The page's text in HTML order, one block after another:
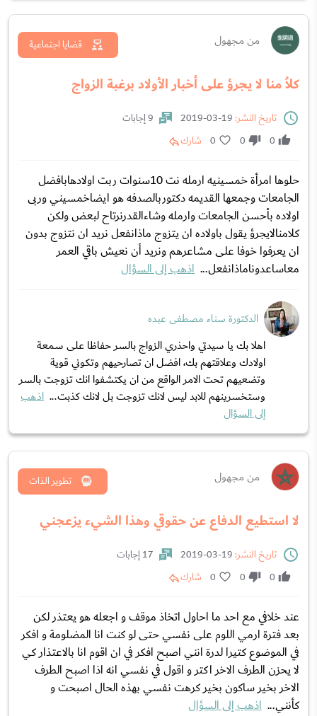
من مجهول
كلاُ منا لا يجرؤ على أخبار الأولاد برغبة الزواج
قضايا اجتماعية
تاريخ النشر:
9 إجابات
0
0
0 شارك
حلوها امرأة خمسينيه ارمله نت 10سنوات ربت اولادهابافضل
الجامعات وجمعها القديمه دكتوربالصدفه هو ايضاخمسيني وربى
اولاده بأحسن الجامعات وارمله وشاءالقدرنرتاح لبعض ولكن
كلامنالايجرؤ يقول باولاده ان يتزوج ماذانفعل نريد ان نتزوج بدون
ان يعرفوا خوفا على مشاعرهم ونريد أن نعيش باقي العمر
معاساعدوناماذانفعل... اذهب إلى السؤال
الدكتورة سناء مصطفى عبده
اهلا بك يا سيدتي واحذري الزواج بالسر حفاظا على سمعة
اولادك وعلاقتهم بك، افضل ان تصارحيهم وتكوني قوية
وتضعيهم تحت الامر الواقع من ان يكتشفوا انك تزوجت بالسر
وستخسرينهم للابد ليس لانك تزوجت بل لانك كذبت... اذهب
إلى السؤال
من مجهول
لا استطيع الدفاع عن حقوقي وهذا الشيء يزعجني
تطوير الذات
تاريخ النشر:
17 إجابات
0
0
0 شارك
عند خلافي مع احد ما احاول اتخاذ موقف و اجعله هو يعتذر لكن
بعد فترة ارمي اللوم على نفسي حتى لو كنت انا المضلومة و افكر
في الموضوع كتيرا لدرة انني اصبح افكر في ان اقوم انا بالاعتذار كي
لا يحزن الطرف الاخر اكتر و اقول في نفسي انه اذا اصبح الطرف
الاخر بخير ساكون بخير كرهت نفسي بهذه الحال اصبحت و
كأنني... اذهب إلى السؤال